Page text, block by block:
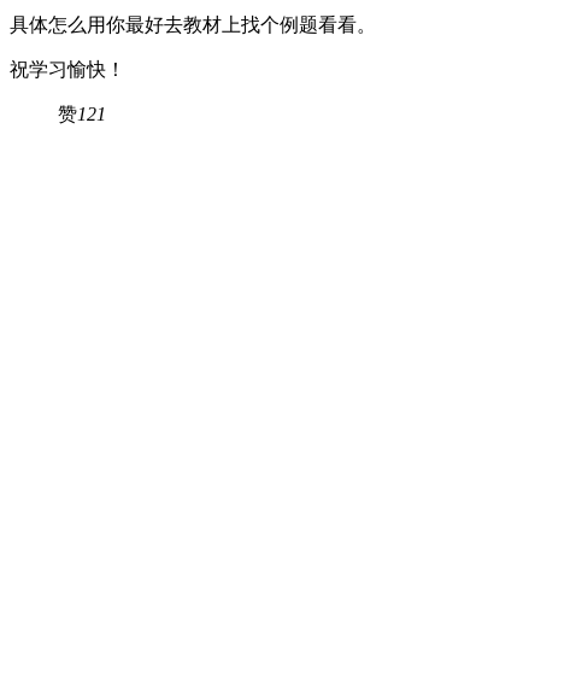
具体怎么用你最好去教材上找个例题看看。
祝学习愉快！
赞121